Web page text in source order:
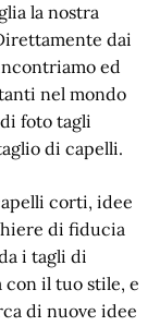
la nostra
dai
ed
nel mondo
foto tagli
di capelli.
corti, idee
di fiducia
i tagli di
il tuo stile, e
di nuove idee